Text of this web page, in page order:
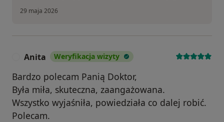
29 maja 2026
Anita Weryfikacja wizyty
Bardzo polecam Panią Doktor,
Była miła, skuteczna, zaangażowana.
Wszystko wyjaśniła, powiedziała co dalej robić.
Polecam.